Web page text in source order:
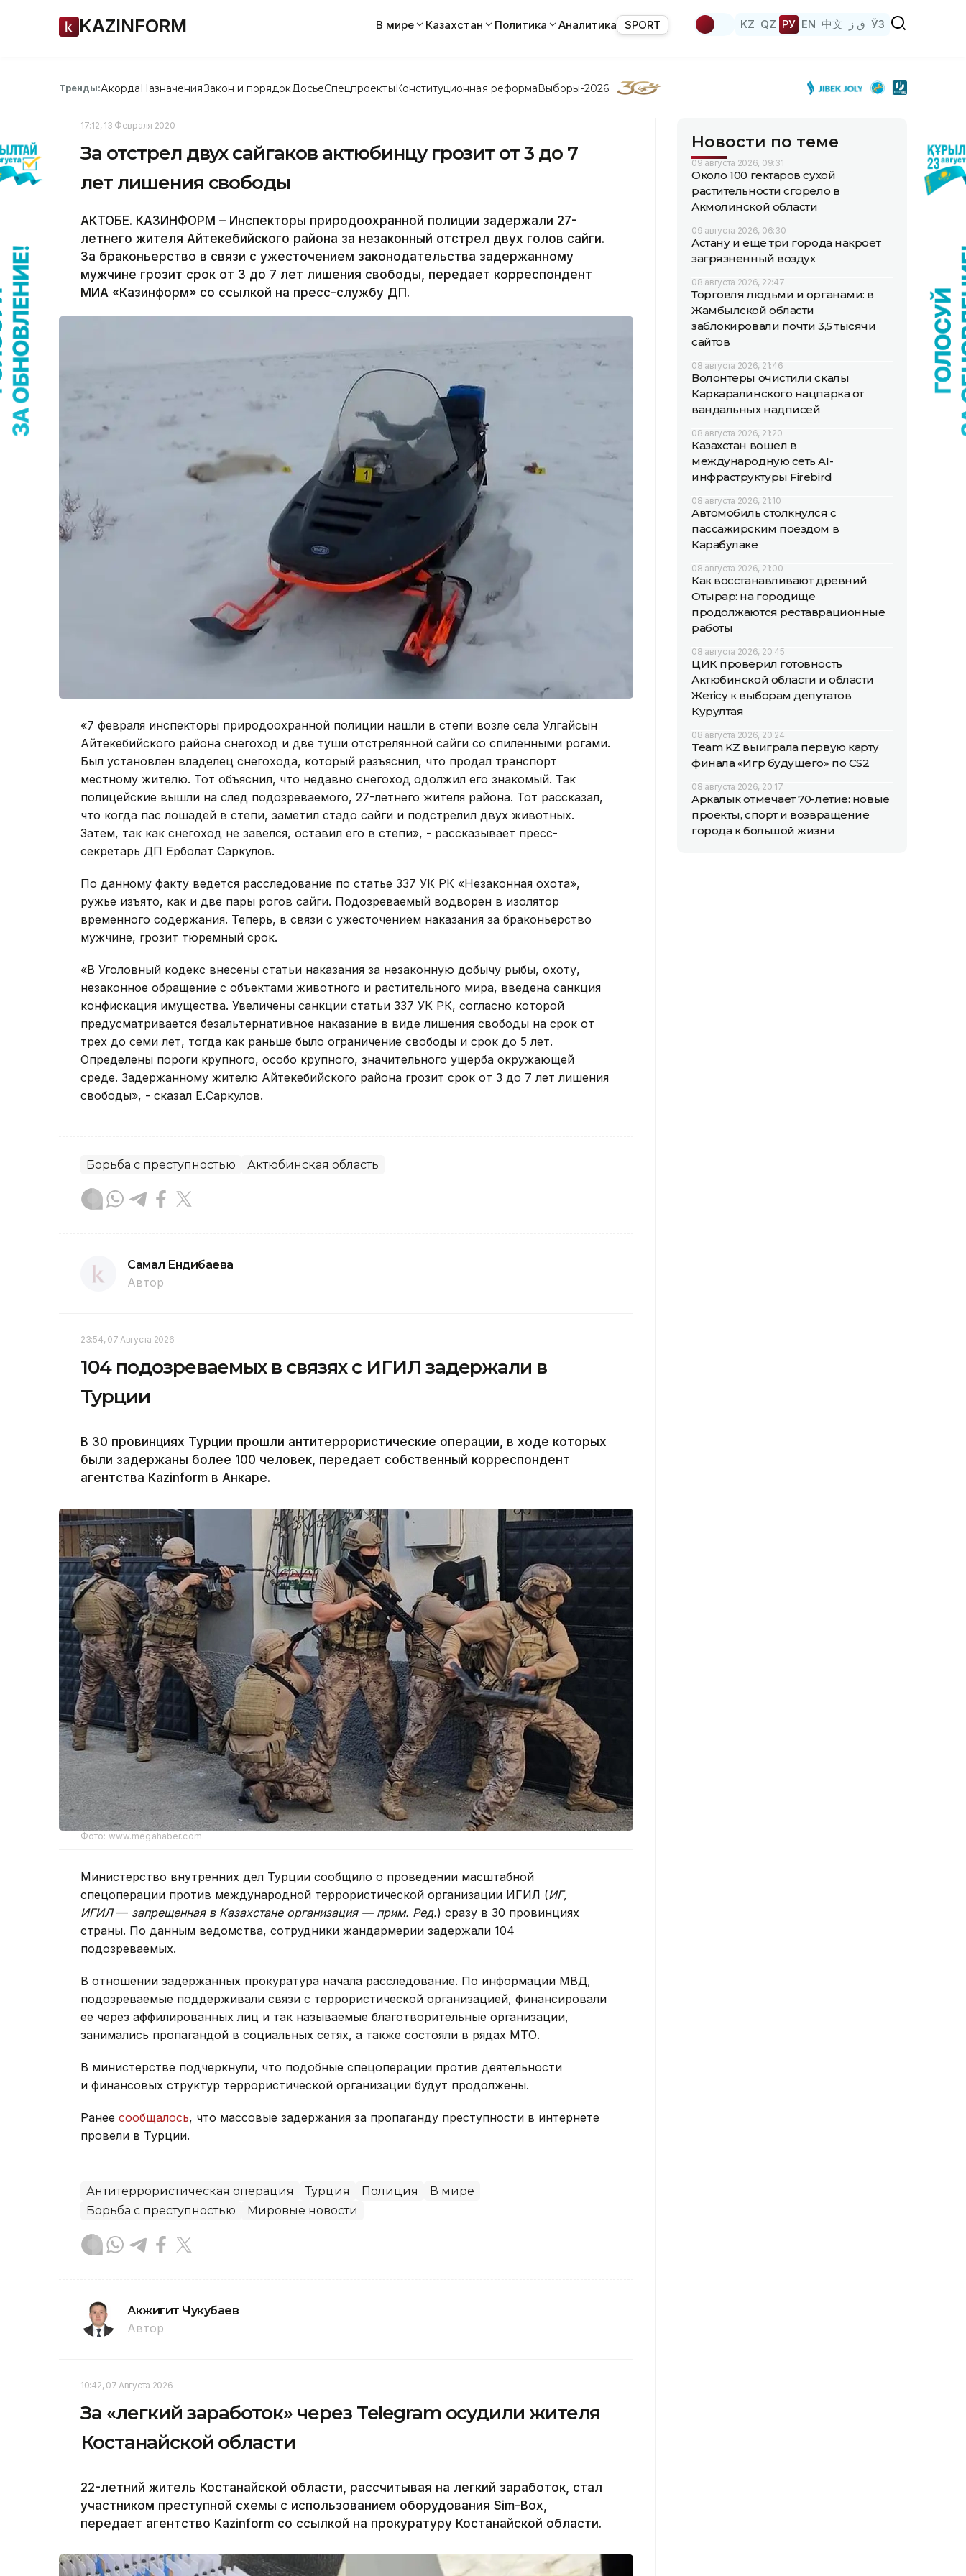
KAZINFORM В мире Казахстан Политика Аналитика SPORT KZ QZ РУ EN 中文 ق ز ЎЗ
Тренды:АкордаНазначенияЗакон и порядок ДосьеСпецпроектыКонституционная реформаВыборы-2026
17:12, 13 Февраля 2020
За отстрел двух сайгаков актюбинцу грозит от 3 до 7
лет лишения свободы
АКТОБЕ. КАЗИНФОРМ – Инспекторы природоохранной полиции задержали 27-
летнего жителя Айтекебийского района за незаконный отстрел двух голов сайги.
За браконьерство в связи с ужесточением законодательства задержанному
мужчине грозит срок от 3 до 7 лет лишения свободы, передает корреспондент
МИА «Казинформ» со ссылкой на пресс-службу ДП.
«7 февраля инспекторы природоохранной полиции нашли в степи возле села Улгайсын
Айтекебийского района снегоход и две туши отстрелянной сайги со спиленными рогами.
Был установлен владелец снегохода, который разъяснил, что продал транспорт
местному жителю. Тот объяснил, что недавно снегоход одолжил его знакомый. Так
полицейские вышли на след подозреваемого, 27-летнего жителя района. Тот рассказал,
что когда пас лошадей в степи, заметил стадо сайги и подстрелил двух животных.
Затем, так как снегоход не завелся, оставил его в степи», - рассказывает пресс-
секретарь ДП Ерболат Саркулов.
По данному факту ведется расследование по статье 337 УК РК «Незаконная охота»,
ружье изъято, как и две пары рогов сайги. Подозреваемый водворен в изолятор
временного содержания. Теперь, в связи с ужесточением наказания за браконьерство
мужчине, грозит тюремный срок.
«В Уголовный кодекс внесены статьи наказания за незаконную добычу рыбы, охоту,
незаконное обращение с объектами животного и растительного мира, введена санкция
конфискация имущества. Увеличены санкции статьи 337 УК РК, согласно которой
предусматривается безальтернативное наказание в виде лишения свободы на срок от
трех до семи лет, тогда как раньше было ограничение свободы и срок до 5 лет.
Определены пороги крупного, особо крупного, значительного ущерба окружающей
среде. Задержанному жителю Айтекебийского района грозит срок от 3 до 7 лет лишения
свободы», - сказал Е.Саркулов.
Борьба с преступностью Актюбинская область
Самал Ендибаева
Автор
23:54, 07 Августа 2026
104 подозреваемых в связях с ИГИЛ задержали в
Турции
В 30 провинциях Турции прошли антитеррористические операции, в ходе которых
были задержаны более 100 человек, передает собственный корреспондент
агентства Kazinform в Анкаре.
Фото: www.megahaber.com
Министерство внутренних дел Турции сообщило о проведении масштабной
спецоперации против международной террористической организации ИГИЛ (ИГ,
ИГИЛ— запрещенная в Казахстане организация — прим. Ред.) сразу в 30 провинциях
страны. По данным ведомства, сотрудники жандармерии задержали 104
подозреваемых.
В отношении задержанных прокуратура начала расследование. По информации МВД,
подозреваемые поддерживали связи с террористической организацией, финансировали
ее через аффилированных лиц и так называемые благотворительные организации,
занимались пропагандой в социальных сетях, а также состояли в рядах МТО.
В министерстве подчеркнули, что подобные спецоперации против деятельности
и финансовых структур террористической организации будут продолжены.
Ранее сообщалось, что массовые задержания за пропаганду преступности в интернете
провели в Турции.
Антитеррористическая операция Турция Полиция
В мире
Борьба с преступностью
Мировые новости
Акжигит Чукубаев
Автор
10:42, 07 Августа 2026
За «легкий заработок» через Telegram осудили жителя
Костанайской области
22-летний житель Костанайской области, рассчитывая на легкий заработок, стал
участником преступной схемы с использованием оборудования Sim-Box,
передает агентство Kazinform со ссылкой на прокуратуру Костанайской области.
Новости по теме
09 августа 2026, 09:31
Около 100 гектаров сухой
растительности сгорело в
Акмолинской области
09 августа 2026, 06:30
Астану и еще три города накроет
загрязненный воздух
08 августа 2026, 22:47
Торговля людьми и органами: в
Жамбылской области
заблокировали почти 3,5 тысячи
сайтов
08 августа 2026, 21:46
Волонтеры очистили скалы
Каркаралинского нацпарка от
вандальных надписей
08 августа 2026, 21:20
Казахстан вошел в
международную сеть AI-
инфраструктуры Firebird
08 августа 2026, 21:10
Автомобиль столкнулся с
пассажирским поездом в
Карабулаке
08 августа 2026, 21:00
Как восстанавливают древний
Отырар: на городище
продолжаются реставрационные
работы
08 августа 2026, 20:45
ЦИК проверил готовность
Актюбинской области и области
Жетісу к выборам депутатов
Курултая
08 августа 2026, 20:24
Team KZ выиграла первую карту
финала «Игр будущего» по CS2
08 августа 2026, 20:17
Аркалык отмечает 70-летие: новые
проекты, спорт и возвращение
города к большой жизни